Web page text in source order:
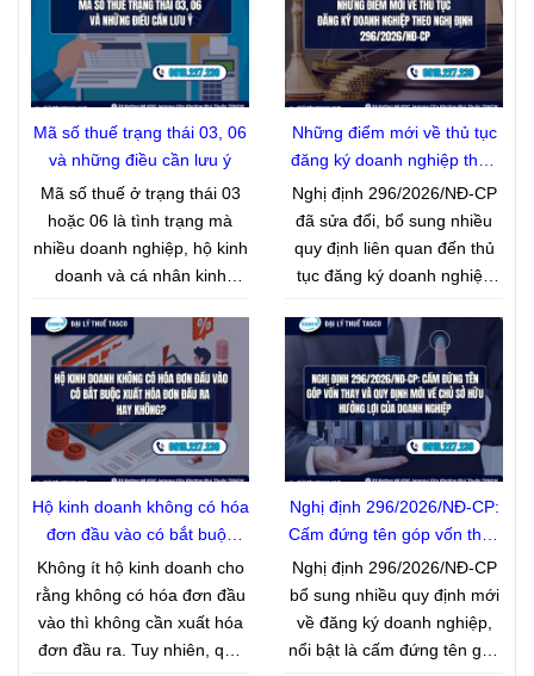
Mã số thuế trạng thái 03, 06
và những điều cần lưu ý
Mã số thuế ở trạng thái 03
hoặc 06 là tình trạng mà
nhiều doanh nghiệp, hộ kinh
doanh và cá nhân kinh
trình hoạt động. Tuy nhiên,
không ít trường hợp nhầm
lẫn giữa hai trạng thái này,
dẫn đến chậm xử lý thủ tục,
phát sinh tiền chậm nộp
hoặc ảnh hưởng đến việc
kinh doanh. Việc hiểu đúng ý
giúp người nộp thuế lựa
chọn hướng xử lý phù hợp
và hạn chế các rủi ro pháp
lý.
Những điểm mới về thủ tục
đăng ký doanh nghiệp theo
Nghị định 296/2026/NĐ-CP
Nghị định 296/2026/NĐ-CP
đã sửa đổi, bổ sung nhiều
quy định liên quan đến thủ
tục đăng ký doanh nghiệp
mạnh chuyển đổi số và đơn
giản hóa quy trình xử lý hồ
sơ. Dưới đây là những thay
đổi nổi bật mà doanh nghiệp
và nhà đầu tư cần lưu ý.
Hộ kinh doanh không có hóa
đơn đầu vào có bắt buộc
xuất hóa đơn đầu ra hay
không?
Không ít hộ kinh doanh cho
rằng không có hóa đơn đầu
vào thì không cần xuất hóa
đơn đầu ra. Tuy nhiên, quy
Nghị định 296/2026/NĐ-CP:
Cấm đứng tên góp vốn thay
và quy định mới về chủ sở
hữu hưởng lợi của doanh
nghiệp
Nghị định 296/2026/NĐ-CP
bổ sung nhiều quy định mới
về đăng ký doanh nghiệp,
nổi bật là cấm đứng tên góp